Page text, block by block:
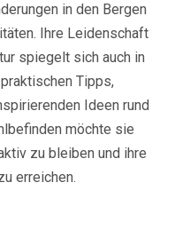
in den Bergen
Ihre Leidenschaft
spiegelt sich auch in
Tipps,
Ideen rund
möchte sie
zu bleiben und ihre
erreichen.